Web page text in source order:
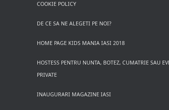
COOKIE POLICY
DE CE SA NE ALEGETI PE NOI?
HOME PAGE KIDS MANIA IASI 2018
HOSTESS PENTRU NUNTA, BOTEZ, CUMATRIE SAU
PRIVATE
INAUGURARI MAGAZINE IASI